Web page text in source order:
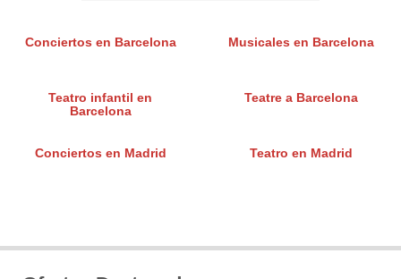
Conciertos en Barcelona Musicales en Barcelona
Teatro infantil en
Barcelona
Teatre a Barcelona
Conciertos en Madrid Teatro en Madrid